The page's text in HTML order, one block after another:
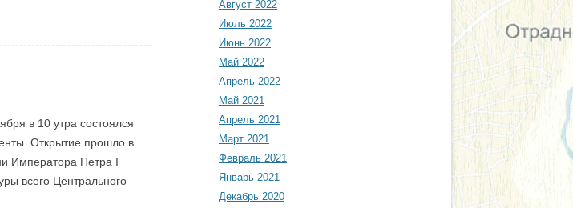
в 10 утра состоялся
Открытие прошло в
Императора Петра I
всего Центрального
Август 2022
Июль 2022
Июнь 2022
Май 2022
Апрель 2022
Май 2021
Апрель 2021
Март 2021
Февраль 2021
Январь 2021
Декабрь 2020